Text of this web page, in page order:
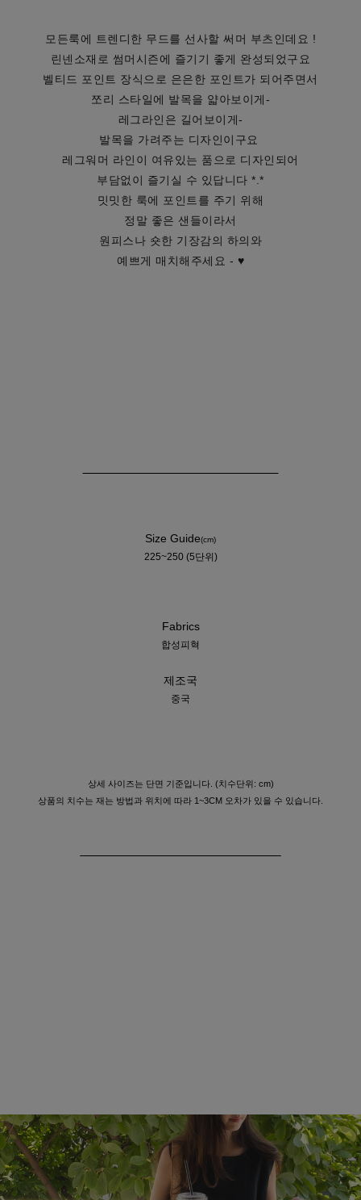
모든룩에 트렌디한 무드를 선사할 써머 부츠인데요 !
린넨소재로 썸머시즌에 즐기기 좋게 완성되었구요
벨티드 포인트 장식으로 은은한 포인트가 되어주면서
쪼리 스타일에 발목을 얇아보이게-
레그라인은 길어보이게-
발목을 가려주는 디자인이구요
레그워머 라인이 여유있는 품으로 디자인되어
부담없이 즐기실 수 있답니다 *.*
밋밋한 룩에 포인트를 주기 위해
정말 좋은 샌들이라서
원피스나 숏한 기장감의 하의와
예쁘게 매치해주세요 - ♥
Size Guide(cm)
225~250 (5단위)
Fabrics
합성피혁
제조국
중국
상세 사이즈는 단면 기준입니다. (치수단위: cm)
상품의 치수는 재는 방법과 위치에 따라 1~3CM 오차가 있을 수 있습니다.